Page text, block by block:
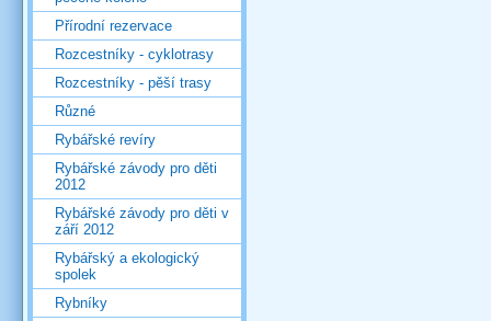
Přírodní rezervace
Rozcestníky - cyklotrasy
Rozcestníky - pěší trasy
Různé
Rybářské revíry
Rybářské závody pro děti
2012
Rybářské závody pro děti v
září 2012
Rybářský a ekologický
spolek
Rybníky